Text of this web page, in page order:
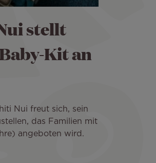
stellt
Kit an
Nui freut sich, sein
das Familien mit
angeboten wird.